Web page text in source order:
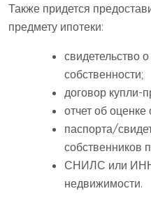
Также придется
предмету ипотеки:
свидетельство
собственности;
договор купли-
отчет об
паспорта/
собственников
СНИЛС или ИНН
недвижимости.